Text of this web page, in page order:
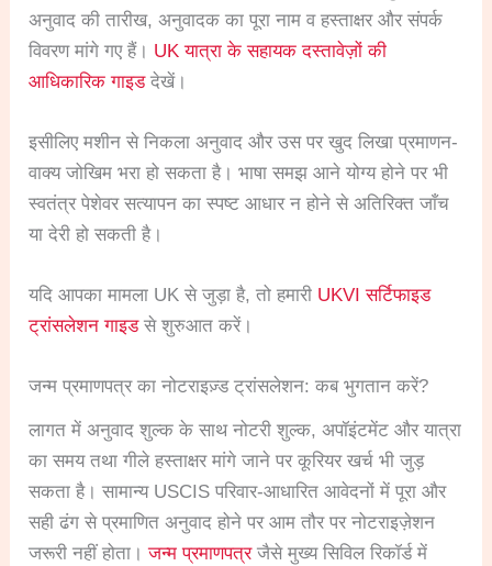
अनुवाद की तारीख, अनुवादक का पूरा नाम व हस्ताक्षर और संपर्क
विवरण मांगे गए हैं। UK यात्रा के सहायक दस्तावेज़ों की
आधिकारिक गाइडदेखें।
इसीलिए मशीन से निकला अनुवाद और उस पर खुद लिखा प्रमाणन-
वाक्य जोखिम भरा हो सकता है। भाषा समझ आने योग्य होने पर भी
स्वतंत्र पेशेवर सत्यापन का स्पष्ट आधार न होने से अतिरिक्त जाँच
या देरी हो सकती है।
यदि आपका मामला UK से जुड़ा है, तो हमारी UKVI सर्टिफाइड
ट्रांसलेशन गाइडसे शुरुआत करें।
जन्म प्रमाणपत्र का नोटराइज़्ड ट्रांसलेशन: कब भुगतान करें?
लागत में अनुवाद शुल्क के साथ नोटरी शुल्क, अपॉइंटमेंट और यात्रा
का समय तथा गीले हस्ताक्षर मांगे जाने पर कूरियर खर्च भी जुड़
सकता है। सामान्य USCIS परिवार-आधारित आवेदनों में पूरा और
सही ढंग से प्रमाणित अनुवाद होने पर आम तौर पर नोटराइज़ेशन
जरूरी नहीं होता।जन्म प्रमाणपत्रजैसे मुख्य सिविल रिकॉर्ड में